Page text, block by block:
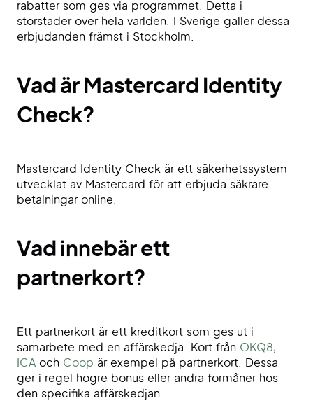
rabatter som ges via programmet. Detta i
storstäder över hela världen. I Sverige gäller dessa
erbjudanden främst i Stockholm.
Vad är Mastercard Identity
Check?
Mastercard Identity Check är ett säkerhetssystem
utvecklat av Mastercard för att erbjuda säkrare
betalningar online.
Vad innebär ett
partnerkort?
Ett partnerkort är ett kreditkort som ges ut i
samarbete med en affärskedja. Kort från OKQ8,
ICA och Coop är exempel på partnerkort. Dessa
ger i regel högre bonus eller andra förmåner hos
den specifika affärskedjan.